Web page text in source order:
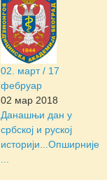
02. март / 17
фебруар
02 мар 2018
Данашњи дан у
србској и руској
историји... Опширније